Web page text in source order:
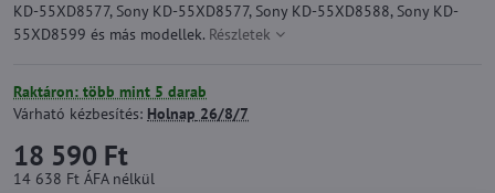
KD-55XD8577, Sony KD-55XD8577, Sony KD-55XD8588, Sony KD-
55XD8599 és más modellek. Részletek
Raktáron: több mint 5 darab
Várható kézbesítés: Holnap 26/8/7
18 590 Ft
14 638 Ft ÁFA nélkül